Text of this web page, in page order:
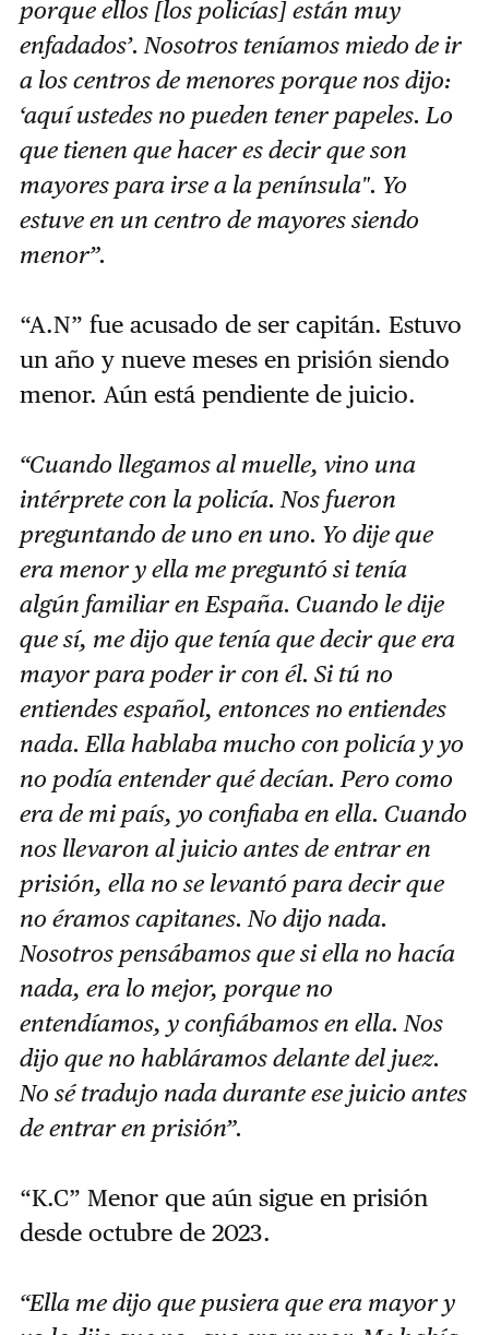
porque ellos [los policías] están muy
enfadados’. Nosotros teníamos miedo de ir
a los centros de menores porque nos dijo:
‘aquí ustedes no pueden tener papeles. Lo
que tienen que hacer es decir que son
mayores para irse a la península". Yo
estuve en un centro de mayores siendo
menor”.
“A.N” fue acusado de ser capitán. Estuvo
un año y nueve meses en prisión siendo
menor. Aún está pendiente de juicio.
“Cuando llegamos al muelle, vino una
intérprete con la policía. Nos fueron
preguntando de uno en uno. Yo dije que
era menor y ella me preguntó si tenía
algún familiar en España. Cuando le dije
que sí, me dijo que tenía que decir que era
mayor para poder ir con él. Si tú no
entiendes español, entonces no entiendes
nada. Ella hablaba mucho con policía y yo
no podía entender qué decían. Pero como
era de mi país, yo confiaba en ella. Cuando
nos llevaron al juicio antes de entrar en
prisión, ella no se levantó para decir que
no éramos capitanes. No dijo nada.
Nosotros pensábamos que si ella no hacía
nada, era lo mejor, porque no
entendíamos, y confiábamos en ella. Nos
dijo que no habláramos delante del juez.
No sé tradujo nada durante ese juicio antes
de entrar en prisión”.
“K.C” Menor que aún sigue en prisión
desde octubre de 2023.
“Ella me dijo que pusiera que era mayor y